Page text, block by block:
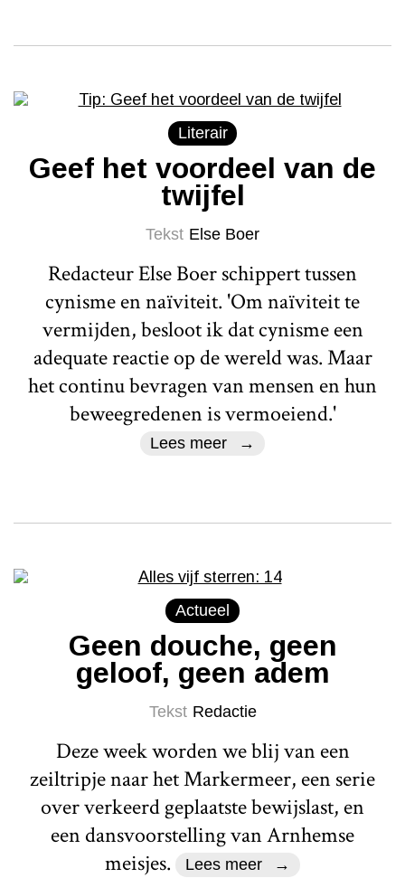
Literair
Geef het voordeel van de
twijfel
Tekst Else Boer
Redacteur Else Boer schippert tussen
cynisme en naïviteit. 'Om naïviteit te
vermijden, besloot ik dat cynisme een
adequate reactie op de wereld was. Maar
het continu bevragen van mensen en hun
beweegredenen is vermoeiend.'
Lees meer
Actueel
Geen douche, geen
geloof, geen adem
Tekst Redactie
Deze week worden we blij van een
zeiltripje naar het Markermeer, een serie
over verkeerd geplaatste bewijslast, en
een dansvoorstelling van Arnhemse
meisjes.
Lees meer